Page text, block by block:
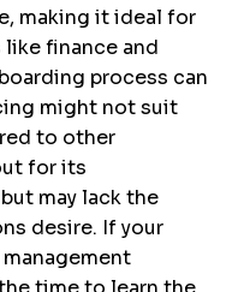
making it ideal for
finance and
process can
might not suit
to other
for its
may lack the
desire. If your